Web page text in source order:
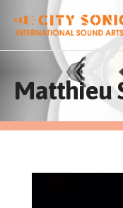
Matthieu